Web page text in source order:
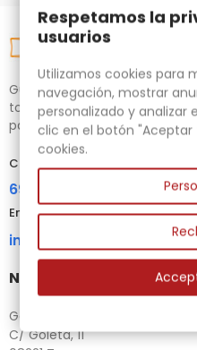
Gubias.com.es, tu tienda
tornos para bricolaje y
para tus necesidades.
Contacta con nosotros
696 95 85 58
Email
info@gubias.com.es
Nuestra tienda
Ganiveteria Rius
C/ Goleta, 11
Respetamos la
usuarios
Utilizamos cookies para
navegación, mostrar
personalizado y analizar
clic en el botón
cookies.